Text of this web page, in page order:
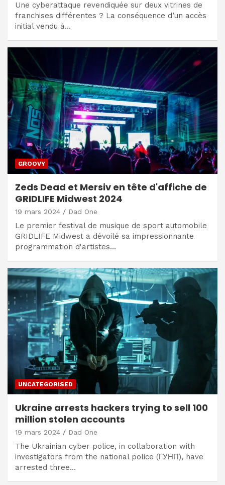
Une cyberattaque revendiquée sur deux vitrines de
franchises différentes ? La conséquence d’un accès
initial vendu à…
GROOVY
Zeds Dead et Mersiv en tête d'affiche de
GRIDLIFE Midwest 2024
19 mars 2024 Dad One
Le premier festival de musique de sport automobile
GRIDLIFE Midwest a dévoilé sa impressionnante
programmation d'artistes…
UNCATEGORISED
Ukraine arrests hackers trying to sell 100
million stolen accounts
19 mars 2024 Dad One
The Ukrainian cyber police, in collaboration with
investigators from the national police (ГУНП), have
arrested three…